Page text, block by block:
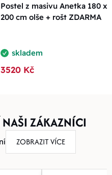
Postel z masivu Anetka 180 x
200 cm olše + rošt ZDARMA
skladem
3520 Kč
ZÁKAZNÍCI
ZOBRAZIT VÍCE